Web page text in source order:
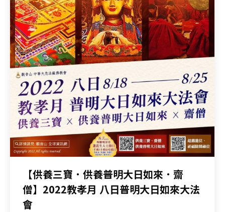
【供養三寶．供養普明大日如來．齋
僧】2022教孝月 八日普明大日如來大法
會